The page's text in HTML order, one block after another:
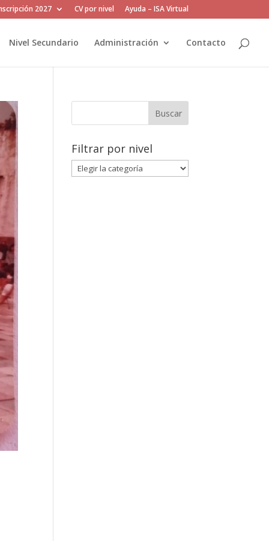
2027 CV por nivel Ayuda – ISA Virtual
Nivel Secundario Administración Contacto
Filtrar por nivel
Filtrar
por